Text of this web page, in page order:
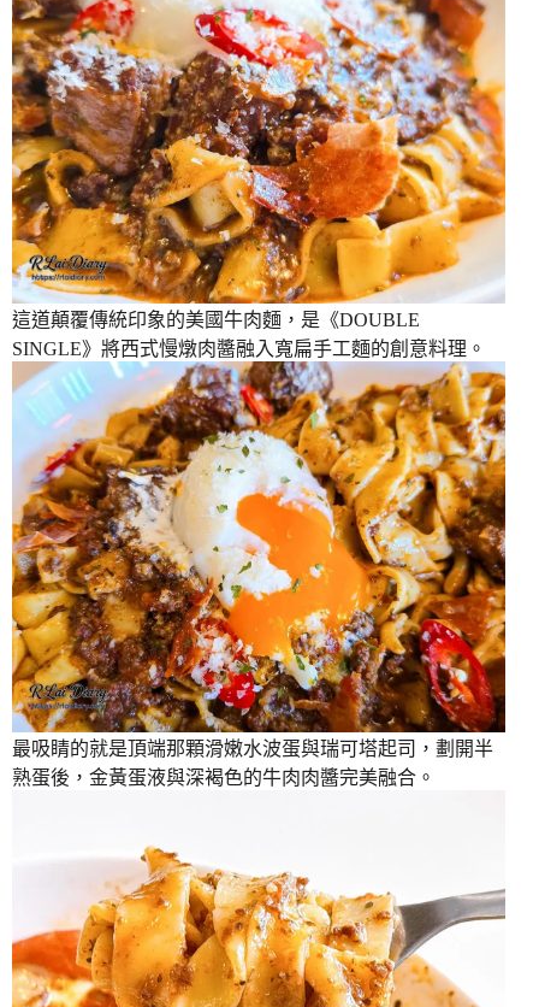
這道顛覆傳統印象的美國牛肉麵，是《DOUBLE
SINGLE》將西式慢燉肉醬融入寬扁手工麵的創意料理。
最吸睛的就是頂端那顆滑嫩水波蛋與瑞可塔起司，劃開半
熟蛋後，金黃蛋液與深褐色的牛肉肉醬完美融合。